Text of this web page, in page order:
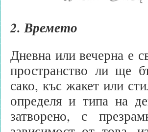
2. Времето
Дневна или вечерна е
пространство ли ще
сако, къс жакет или
определя и типа на
затворено, с